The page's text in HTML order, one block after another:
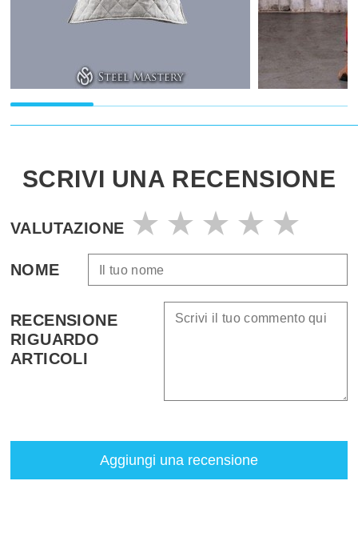
SCRIVI UNA RECENSIONE
VALUTAZIONE
NOME
RECENSIONE
RIGUARDO
ARTICOLI
Aggiungi una recensione